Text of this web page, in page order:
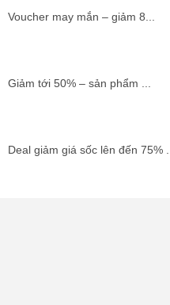
Voucher may mắn – giảm 8...
Giảm tới 50% – sản phẩm ...
Deal giảm giá sốc lên đến 75% ...